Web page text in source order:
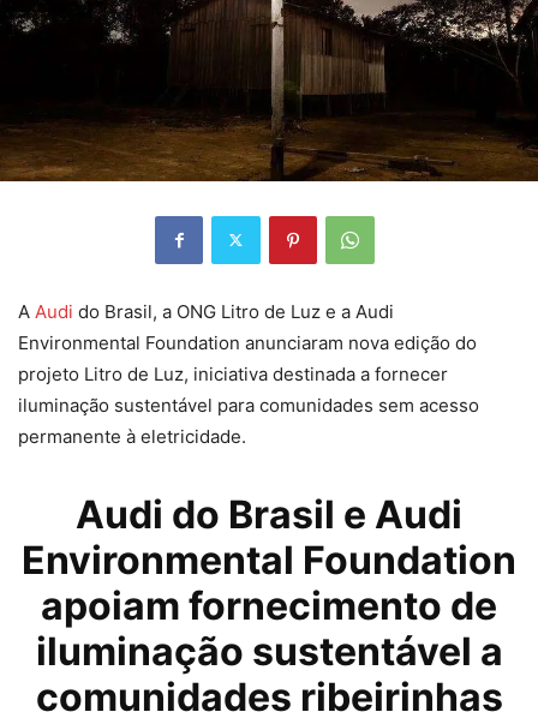
A Audi do Brasil, a ONG Litro de Luz e a Audi
Environmental Foundation anunciaram nova edição do
projeto Litro de Luz, iniciativa destinada a fornecer
iluminação sustentável para comunidades sem acesso
permanente à eletricidade.
Audi do Brasil e Audi
Environmental Foundation
apoiam fornecimento de
iluminação sustentável a
comunidades ribeirinhas